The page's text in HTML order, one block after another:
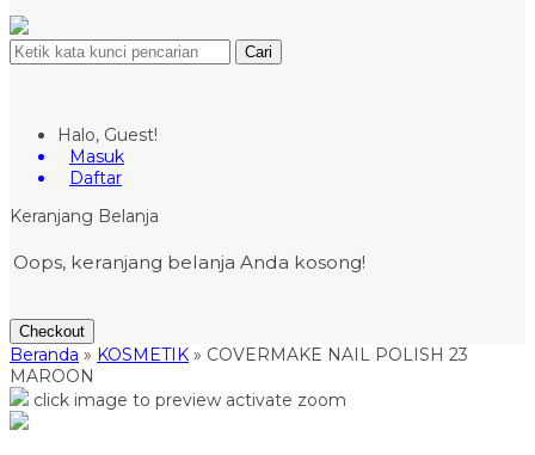
Cari
Halo, Guest!
Masuk
Daftar
Keranjang Belanja
Oops, keranjang belanja Anda kosong!
Checkout
Beranda » KOSMETIK » COVERMAKE NAIL POLISH 23
MAROON
click image to preview activate zoom